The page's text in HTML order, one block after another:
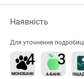
Наявність
Для уточнення